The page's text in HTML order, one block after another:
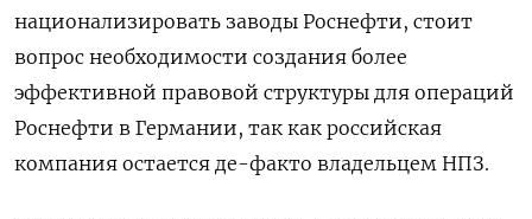
национализировать заводы Роснефти, стоит
вопрос необходимости создания более
эффективной правовой структуры для операций
Роснефти в Германии, так как российская
компания остается де-факто владельцем НПЗ.